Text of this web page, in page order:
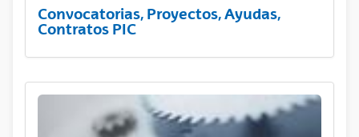
Convocatorias, Proyectos, Ayudas,
Contratos PIC